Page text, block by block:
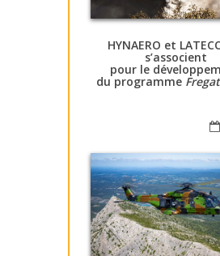
HYNAERO et
s’associent
pour le
du programme